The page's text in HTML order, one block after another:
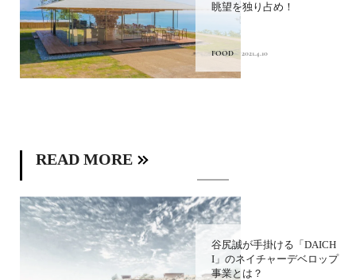
眺望を独り占め！
FOOD 2021.4.10
READ MORE
谷尻誠が手掛ける「DAICH
I」のネイチャーデベロップ
事業とは？